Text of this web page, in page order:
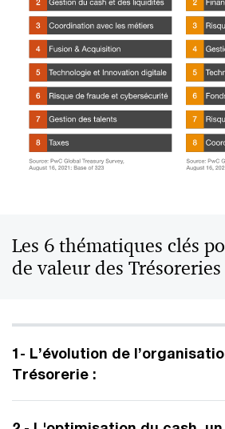
Les 6 thématiques clés
de valeur des
1- L’évolution de
Trésorerie :